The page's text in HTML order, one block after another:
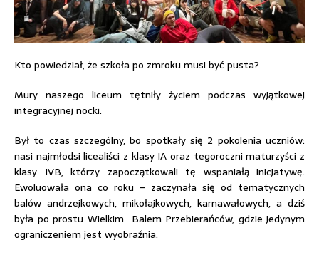
Kto powiedział, że szkoła po zmroku musi być pusta?
Mury naszego liceum tętniły życiem podczas wyjątkowej
integracyjnej nocki.
Był to czas szczególny, bo spotkały się 2 pokolenia uczniów:
nasi najmłodsi licealiści z klasy IA oraz tegoroczni maturzyści z
klasy IVB, którzy zapoczątkowali tę wspaniałą inicjatywę.
Ewoluowała ona co roku – zaczynała się od tematycznych
balów andrzejkowych, mikołajkowych, karnawałowych, a dziś
była po prostu Wielkim Balem Przebierańców, gdzie jedynym
ograniczeniem jest wyobraźnia.